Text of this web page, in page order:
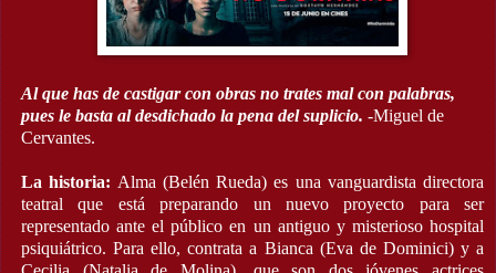
Al que has de castigar con obras no trates mal con palabras,
pues le basta al desdichado la pena del suplicio. -Miguel de
Cervantes.
La historia: Alma (Belén Rueda) es una vanguardista directora
teatral que está preparando un nuevo proyecto para ser
representado ante el público en un antiguo y misterioso hospital
psiquiátrico. Para ello, contrata a Bianca (Eva de Dominici) y a